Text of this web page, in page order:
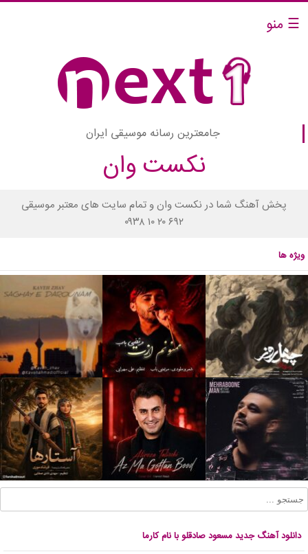
☰ منو
جامعترین رسانه موسیقی ایران
نکست وان
پخش آهنگ شما در نکست وان و تمام سایت های معتبر موسیقی
۰۹۳۸ ۱۰ ۲۰ ۶۹۲
ویژه ها
دانلود آهنگ جدید مسعود صادقلو با نام کارما